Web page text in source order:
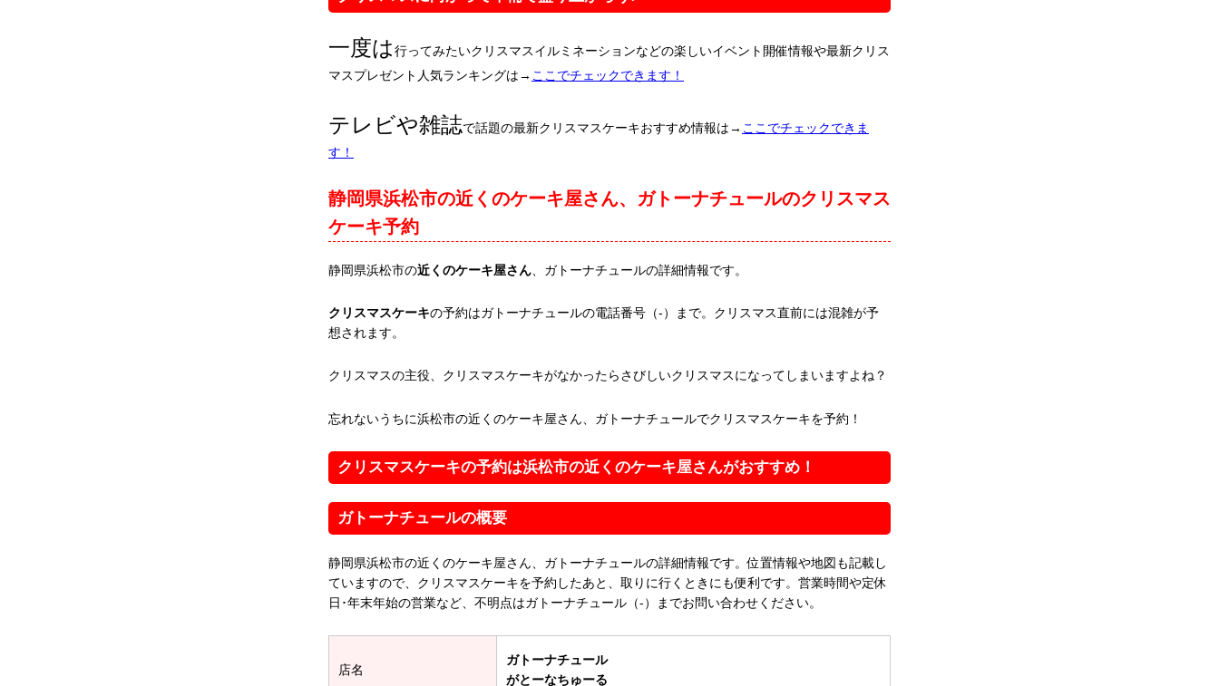
一度は行ってみたいクリスマスイルミネーションなどの楽しいイベント開催情報や最新クリス
マスプレゼント人気ランキングは→ ここでチェックできます！
テレビや雑誌で話題の最新クリスマスケーキおすすめ情報は→ ここでチェックできま
す！
静岡県浜松市の近くのケーキ屋さん、ガトーナチュールのクリスマス
ケーキ予約
静岡県浜松市の近くのケーキ屋さん 、ガトーナチュールの詳細情報です。
クリスマスケーキの予約はガトーナチュールの電話番号（-）まで。クリスマス直前には混雑が予
想されます。
クリスマスの主役、クリスマスケーキがなかったらさびしいクリスマスになってしまいますよね？
忘れないうちに浜松市の近くのケーキ屋さん、ガトーナチュールでクリスマスケーキを予約！
クリスマスケーキの予約は浜松市の近くのケーキ屋さんがおすすめ！
ガトーナチュールの概要
静岡県浜松市の近くのケーキ屋さん、ガトーナチュールの詳細情報です。位置情報や地図も記載し
ていますので、クリスマスケーキを予約したあと、取りに行くときにも便利です。営業時間や定休
日･年末年始の営業など、不明点はガトーナチュール（-）までお問い合わせください。
店名
ガトーナチュール
がとーなちゅーる